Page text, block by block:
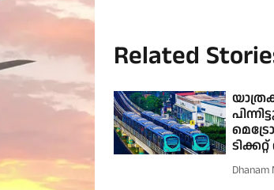
Related
Dhanam